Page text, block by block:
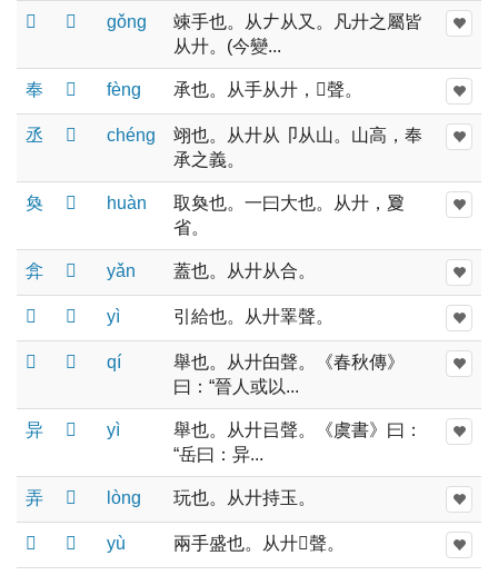
𠬞 𠬞 ɡǒnɡ
竦手也。从𠂇从又。凡廾之屬皆
从廾。(今變...
奉 𠬞 fènɡ 承也。从手从廾，𡴀聲。
丞 𠬞 chénɡ
翊也。从廾从卩从山。山高，奉
承之義。
奐 𠬞 huàn
取奐也。一曰大也。从廾，夐
省。
弇 𠬞 yǎn 蓋也。从廾从合。
𢍰 𠬞 yì 引給也。从廾睪聲。
𢍉 𠬞 qí
舉也。从廾甶聲。《春秋傳》
曰：“晉人或以...
异 𠬞 yì
舉也。从廾㠯聲。《虞書》曰：
“岳曰：异...
弄 𠬞 lònɡ 玩也。从廾持玉。
𢌻 𠬞 yù 兩手盛也。从廾𡴆聲。